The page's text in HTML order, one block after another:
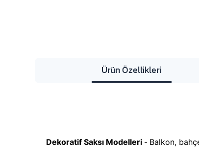
Ürün Özellikleri
Dekoratif Saksı Modelleri- Balkon,